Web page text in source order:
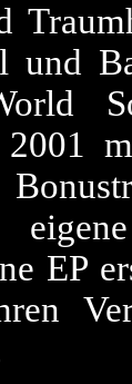
und
EP